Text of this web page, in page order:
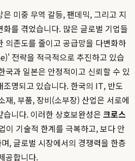
미중 무역 갈등, 팬데믹, 그리고 지
를 겪었습니다. 많은 글로벌 기업들
의존도를 줄이고 공급망을 다변화하
전략을 적극적으로 추진하고 있습
국과 일본은 안정적이고 신뢰할 수 있
명되고 있습니다. 한국의 IT, 반도
재, 부품, 장비(소부장) 산업은 서로에
니다. 이러한 상호보완성은 크로스
이 기술적 한계를 극복하고, 보다 안
, 글로벌 시장에서의 경쟁력을 한층
공합니다.